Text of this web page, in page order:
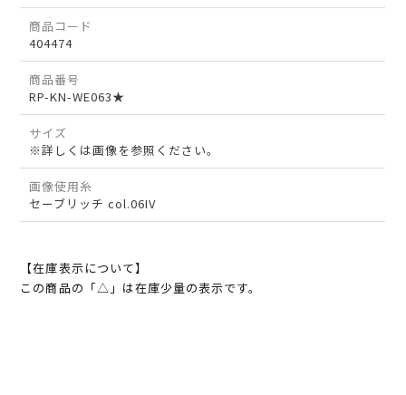
商品コード
404474
商品番号
RP-KN-WE063★
サイズ
※詳しくは画像を参照ください。
画像使用糸
セーブリッチ col.06IV
【在庫表示について】
この商品の「△」は在庫少量の表示です。